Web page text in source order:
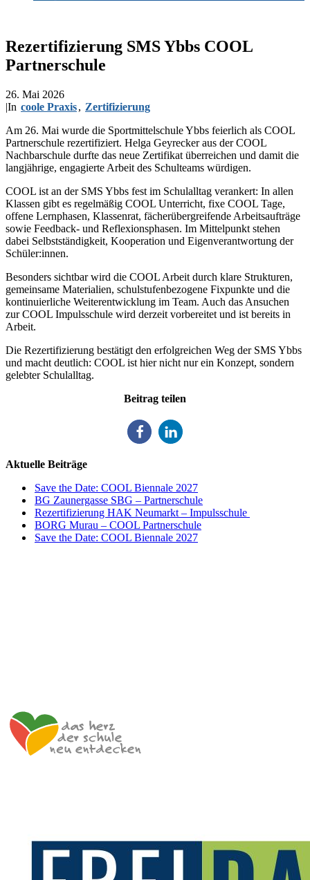
Rezertifizierung SMS Ybbs COOL
Partnerschule
26. Mai 2026
|In coole Praxis, Zertifizierung
Am 26. Mai wurde die Sportmittelschule Ybbs feierlich als COOL
Partnerschule rezertifiziert. Helga Geyrecker aus der COOL
Nachbarschule durfte das neue Zertifikat überreichen und damit die
langjährige, engagierte Arbeit des Schulteams würdigen.
COOL ist an der SMS Ybbs fest im Schulalltag verankert: In allen
Klassen gibt es regelmäßig COOL Unterricht, fixe COOL Tage,
offene Lernphasen, Klassenrat, fächerübergreifende Arbeitsaufträge
sowie Feedback- und Reflexionsphasen. Im Mittelpunkt stehen
dabei Selbstständigkeit, Kooperation und Eigenverantwortung der
Schüler:innen.
Besonders sichtbar wird die COOL Arbeit durch klare Strukturen,
gemeinsame Materialien, schulstufenbezogene Fixpunkte und die
kontinuierliche Weiterentwicklung im Team. Auch das Ansuchen
zur COOL Impulsschule wird derzeit vorbereitet und ist bereits in
Arbeit.
Die Rezertifizierung bestätigt den erfolgreichen Weg der SMS Ybbs
und macht deutlich: COOL ist hier nicht nur ein Konzept, sondern
gelebter Schulalltag.
Beitrag teilen
Aktuelle Beiträge
Save the Date: COOL Biennale 2027
BG Zaunergasse SBG – Partnerschule
Rezertifizierung HAK Neumarkt – Impulsschule
BORG Murau – COOL Partnerschule
Save the Date: COOL Biennale 2027